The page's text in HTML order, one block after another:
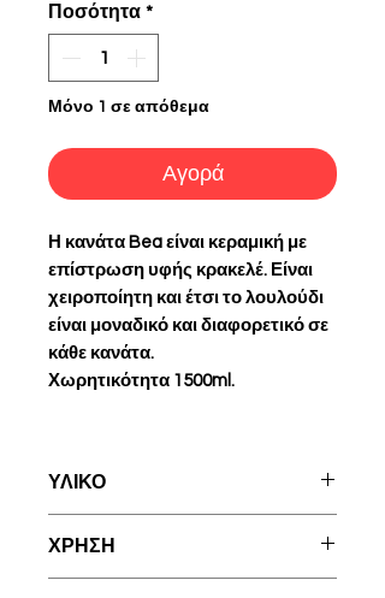
Ποσότητα *
Μόνο 1 σε απόθεμα
Αγορά
Η κανάτα Bea είναι κεραμική με
επίστρωση υφής κρακελέ. Είναι
χειροποίητη και έτσι το λουλούδι
είναι μοναδικό και διαφορετικό σε
κάθε κανάτα.
Χωρητικότητα 1500ml.
ΥΛΙΚΟ
ΧΡΗΣΗ